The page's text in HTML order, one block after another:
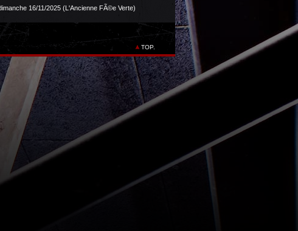
16/11/2025 (L'Ancienne FÃ©e Verte)
TOP.